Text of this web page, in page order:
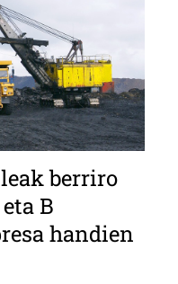
berriro
B
handien